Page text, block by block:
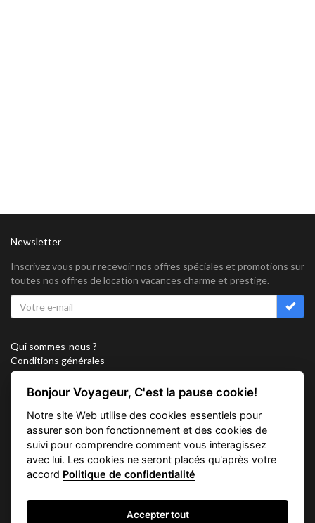
Newsletter
Inscrivez vous pour recevoir nos offres spéciales et promotions sur
toutes nos offres de location vacances charme et prestige.
Qui sommes-nous ?
Conditions générales
Confidentialité
Partenariat
Sitemap
Cookies
Suivez nous sur
Vacation Key Corp. 2905 Point East Drive #L-215. Aventura.
FLORIDA 33160.
Bonjour Voyageur, C'est la pause cookie!
Notre site Web utilise des cookies essentiels pour
assurer son bon fonctionnement et des cookies de
suivi pour comprendre comment vous interagissez
avec lui. Les cookies ne seront placés qu'après votre
accord Politique de confidentialité
Accepter tout